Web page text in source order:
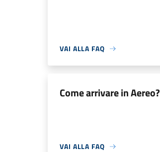
VAI ALLA FAQ
Come arrivare in Aereo?
VAI ALLA FAQ